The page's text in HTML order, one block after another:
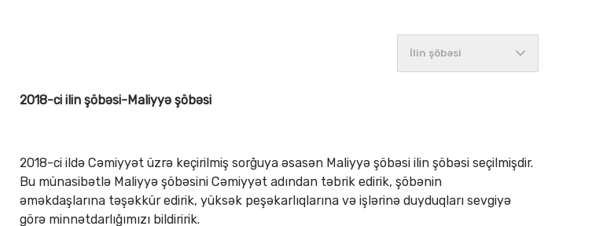
İlin şöbəsi
2018-ci ilin şöbəsi-Maliyyə şöbəsi
2018-ci ildə Cəmiyyət üzrə keçirilmiş sorğuya əsasən Maliyyə şöbəsi ilin şöbəsi seçilmişdir.
Bu münasibətlə Maliyyə şöbəsini Cəmiyyət adından təbrik edirik, şöbənin
əməkdaşlarına təşəkkür edirik, yüksək peşəkarlıqlarına və işlərinə duyduqları sevgiyə
görə minnətdarlığımızı bildiririk.